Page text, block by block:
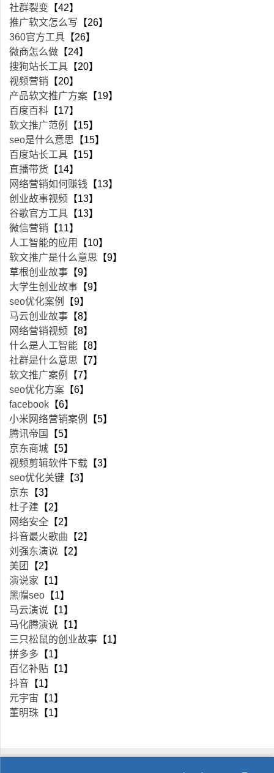
社群裂变 【42】
推广软文怎么写 【26】
360官方工具 【26】
微商怎么做 【24】
搜狗站长工具 【20】
视频营销 【20】
产品软文推广方案 【19】
百度百科 【17】
软文推广范例
【15】
seo是什么意思 【15】
百度站长工具 【15】
直播带货 【14】
网络营销如何赚钱 【13】
创业故事视频 【13】
谷歌官方工具 【13】
微信营销 【11】
人工智能的应用
【10】
软文推广是什么意思 【9】
草根创业故事 【9】
大学生创业故事 【9】
seo优化案例
【9】
马云创业故事 【8】
网络营销视频 【8】
什么是人工智能 【8】
社群是什么意思 【7】
软文推广案例
【7】
seo优化方案 【6】
facebook 【6】
小米网络营销案例
【5】
腾讯帝国
【5】
京东商城 【5】
视频剪辑软件下载 【3】
seo优化关键 【3】
京东 【3】
杜子建 【2】
网络安全 【2】
抖音最火歌曲 【2】
刘强东演说 【2】
美团
【2】
演说家 【1】
黑帽seo 【1】
马云演说 【1】
马化腾演说 【1】
三只松鼠的创业故事 【1】
拼多多 【1】
百亿补贴 【1】
抖音 【1】
元宇宙 【1】
董明珠 【1】